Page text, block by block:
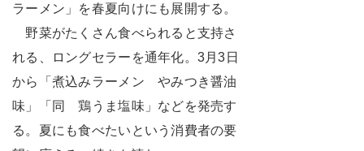
ラーメン」を春夏向けにも展開する。
野菜がたくさん食べられると支持さ
れる、ロングセラーを通年化。3月3日
から「煮込みラーメン やみつき醤油
味」「同 鶏うま塩味」などを発売す
る。夏にも食べたいという消費者の要